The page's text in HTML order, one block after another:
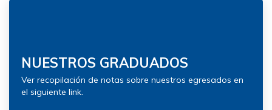
NUESTROS GRADUADOS
Ver recopilación de notas sobre nuestros egresados en
el siguiente link.